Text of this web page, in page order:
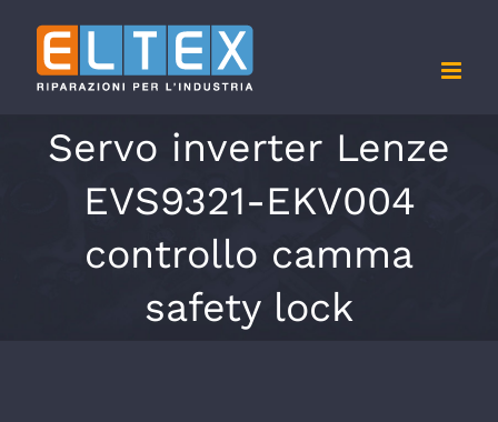
contenuto
Servo inverter Lenze
EVS9321-EKV004
controllo camma
safety lock